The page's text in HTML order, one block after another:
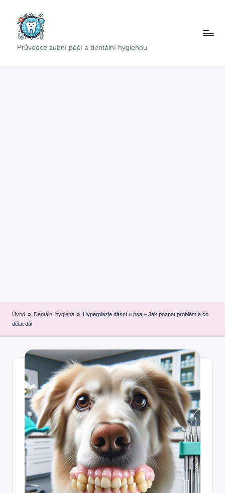
contentPrůvodce zubní péčí a dentální hygienou
Úvod » Dentální hygiena » Hyperplazie dásní u psa – Jak poznat problém a co
dělat dál